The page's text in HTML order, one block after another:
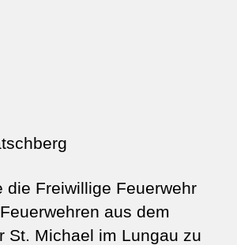
die Freiwillige Feuerwehr
aus dem
St. Michael im Lungau zu